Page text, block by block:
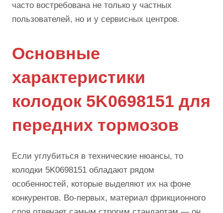
часто востребована не только у частных
пользователей, но и у сервисных центров.
Основные
характеристики
колодок 5K0698151 для
передних тормозов
Если углубиться в технические нюансы, то
колодки 5K0698151 обладают рядом
особенностей, которые выделяют их на фоне
конкурентов. Во-первых, материал фрикционного